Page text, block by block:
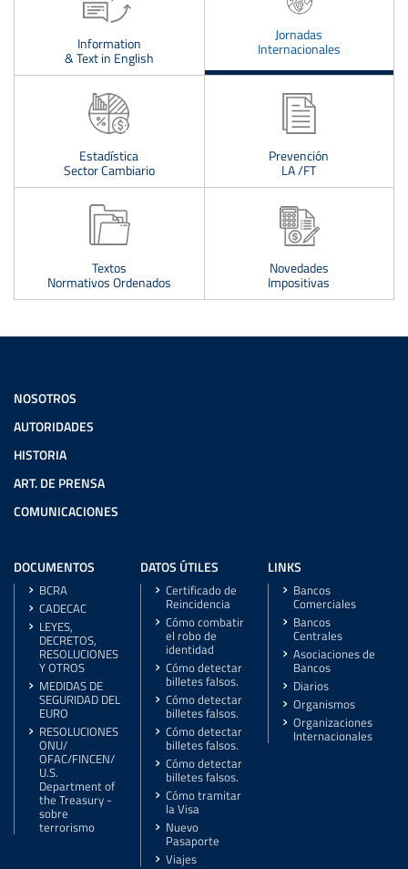
Information
& Text in English
Jornadas
Internacionales
Estadística
Sector Cambiario
Prevención
LA /FT
Textos
Normativos Ordenados
Novedades
Impositivas
NOSOTROS
AUTORIDADES
HISTORIA
ART. DE PRENSA
COMUNICACIONES
DOCUMENTOS
BCRA
CADECAC
LEYES,
DECRETOS,
RESOLUCIONES
Y OTROS
MEDIDAS DE
SEGURIDAD DEL
EURO
RESOLUCIONES
ONU/
OFAC/FINCEN/
U.S.
Department of
the Treasury -
sobre
terrorismo
DATOS ÚTILES
Certificado de
Reincidencia
Cómo combatir
el robo de
identidad
Cómo detectar
billetes falsos.
Cómo detectar
billetes falsos.
Cómo detectar
billetes falsos.
Cómo detectar
billetes falsos.
Cómo tramitar
la Visa
Nuevo
Pasaporte
Viajes
LINKS
Bancos
Comerciales
Bancos
Centrales
Asociaciones de
Bancos
Diarios
Organismos
Organizaciones
Internacionales